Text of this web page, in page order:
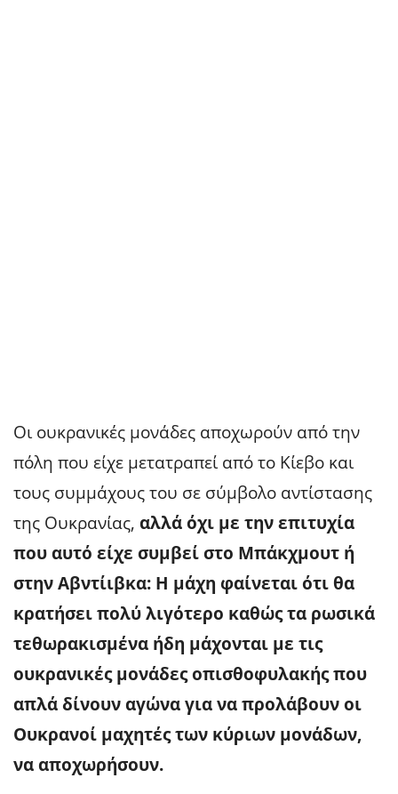
Οι ουκρανικές μονάδες αποχωρούν από την
πόλη που είχε μετατραπεί από το Κίεβο και
τους συμμάχους του σε σύμβολο αντίστασης
της Ουκρανίας, αλλά όχι με την επιτυχία
που αυτό είχε συμβεί στο Μπάκχμουτ ή
στην Αβντίιβκα: Η μάχη φαίνεται ότι θα
κρατήσει πολύ λιγότερο καθώς τα ρωσικά
τεθωρακισμένα ήδη μάχονται με τις
ουκρανικές μονάδες οπισθοφυλακής που
απλά δίνουν αγώνα για να προλάβουν οι
Ουκρανοί μαχητές των κύριων μονάδων,
να αποχωρήσουν.